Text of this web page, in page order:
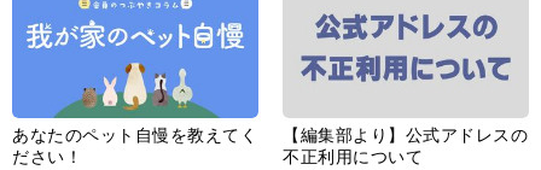
あなたのペット自慢を教えてく
ださい！
【編集部より】公式アドレスの
不正利用について